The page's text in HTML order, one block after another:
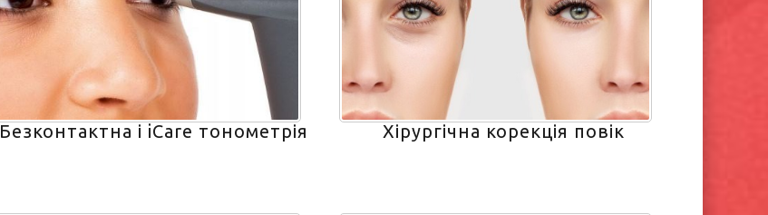
Безконтактна і iCare тонометрія Хірургічна корекція повік